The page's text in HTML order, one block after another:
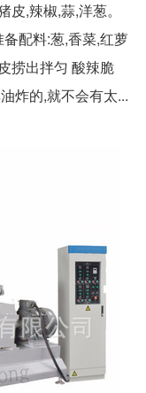
,辣椒,蒜,洋葱。
配料:葱,香菜,红萝
捞出拌匀 酸辣脆
炸的,就不会有太...